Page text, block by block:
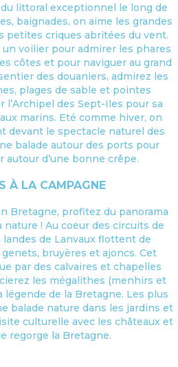
littoral exceptionnel le long de
baignades, on aime les grandes
petites criques abritées du vent.
voilier pour admirer les phares
côtes et pour naviguer au grand
des douaniers, admirez les
plages de sable et pointes
l’Archipel des Sept-Iles pour sa
marins. Eté comme hiver, on
devant le spectacle naturel des
balade autour des ports pour
autour d’une bonne crêpe.
À LA CAMPAGNE
Bretagne, profitez du panorama
! Au coeur des circuits de
landes de Lanvaux flottent de
bruyères et ajoncs. Cet
par des calvaires et chapelles
les mégalithes (menhirs et
de la Bretagne. Les plus
balade nature dans les jardins et
culturelle avec les châteaux et
regorge la Bretagne.